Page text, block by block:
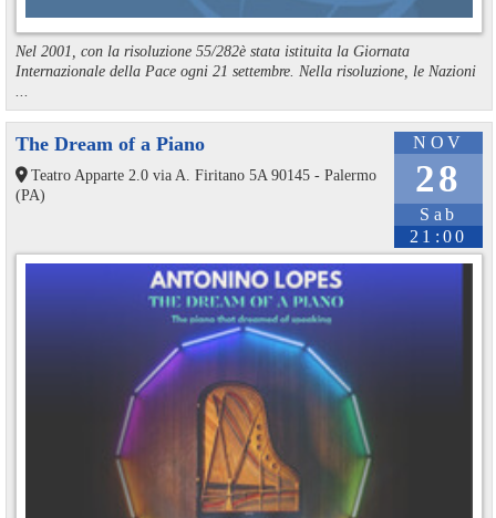
Nel 2001, con la risoluzione 55/282è stata istituita la Giornata
Internazionale della Pace ogni 21 settembre. Nella risoluzione, le Nazioni
...
NOV
28
Sab
21:00
The Dream of a Piano
Teatro Apparte 2.0 via A. Firitano 5A 90145 - Palermo
(PA)